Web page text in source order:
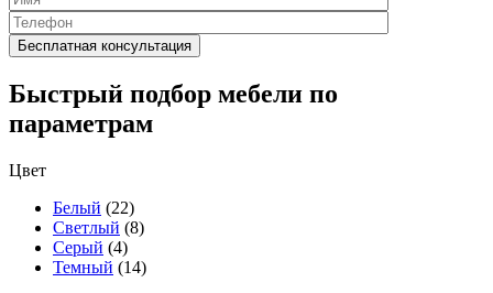
Быстрый подбор мебели по
параметрам
Цвет
Белый (22)
Светлый (8)
Серый (4)
Темный (14)